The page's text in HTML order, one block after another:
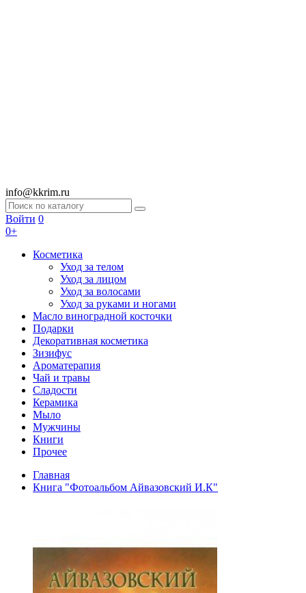
info@kkrim.ru
Войти 0
0+
Косметика
Уход за телом
Уход за лицом
Уход за волосами
Уход за руками и ногами
Масло виноградной косточки
Подарки
Декоративная косметика
Зизифус
Ароматерапия
Чай и травы
Сладости
Керамика
Мыло
Мужчины
Книги
Прочее
Главная
Книга "Фотоальбом Айвазовский И.К"